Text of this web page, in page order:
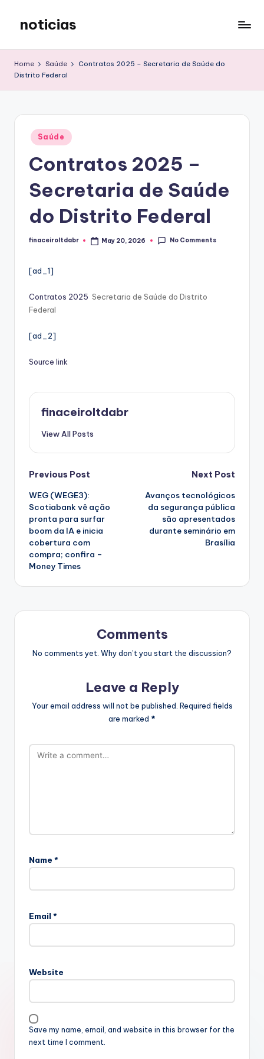
content
noticias
Home Saúde
Contratos 2025 – Secretaria de Saúde do
Distrito Federal
Posted
in
Saúde
Contratos 2025 –
Secretaria de Saúde
do Distrito Federal
Posted
finaceiroltdabr May 20, 2026 No Comments
[ad_1]
Contratos 2025 Secretaria de Saúde do Distrito
Federal
[ad_2]
Source link
finaceiroltdabr
View All Posts
Post
navigation
Previous Post
WEG (WEGE3):
Scotiabank vê ação
pronta para surfar
boom da IA e inicia
cobertura com
compra; confira –
Money Times
Next Post
Avanços tecnológicos
da segurança pública
são apresentados
durante seminário em
Brasília
Comments
No comments yet. Why don’t you start the discussion?
Leave a Reply
Your email address will not be published. Required fields
are marked *
Name *
Email *
Website
Save my name, email, and website in this browser for the
next time I comment.